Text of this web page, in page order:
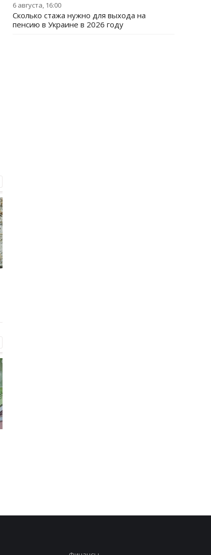
6 августа, 16:00
Сколько стажа нужно для выхода на
пенсию в Украине в 2026 году